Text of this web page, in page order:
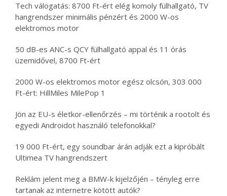
Tech válogatás: 8700 Ft-ért elég komoly fülhallgató, TV
hangrendszer minimális pénzért és 2000 W-os
elektromos motor
50 dB-es ANC-s QCY fülhallgató appal és 11 órás
üzemidővel, 8700 Ft-ért
2000 W-os elektromos motor egész olcsón, 303 000
Ft-ért: HillMiles MilePop 1
Jön az EU-s életkor-ellenőrzés – mi történik a rootolt és
egyedi Androidot használó telefonokkal?
19 000 Ft-ért, egy soundbar árán adják ezt a kipróbált
Ultimea TV hangrendszert
Reklám jelent meg a BMW-k kijelzőjén – tényleg erre
tartanak az internetre kötött autók?